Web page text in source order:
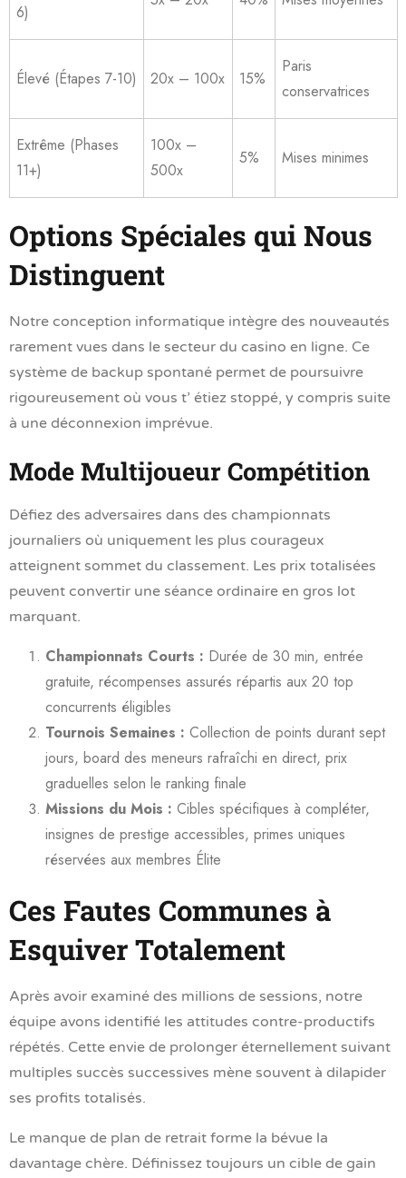
6)
Élevé (Étapes 7-10) 20x – 100x 15%
Paris
conservatrices
Extrême (Phases
11+)
100x –
500x
5% Mises minimes
Options Spéciales qui Nous
Distinguent
Notre conception informatique intègre des nouveautés
rarement vues dans le secteur du casino en ligne. Ce
système de backup spontané permet de poursuivre
rigoureusement où vous t’ étiez stoppé, y compris suite
à une déconnexion imprévue.
Mode Multijoueur Compétition
Défiez des adversaires dans des championnats
journaliers où uniquement les plus courageux
atteignent sommet du classement. Les prix totalisées
peuvent convertir une séance ordinaire en gros lot
marquant.
Championnats Courts : Durée de 30 min, entrée
gratuite, récompenses assurés répartis aux 20 top
concurrents éligibles
Tournois Semaines : Collection de points durant sept
jours, board des meneurs rafraîchi en direct, prix
graduelles selon le ranking finale
Missions du Mois : Cibles spécifiques à compléter,
insignes de prestige accessibles, primes uniques
réservées aux membres Élite
Ces Fautes Communes à
Esquiver Totalement
Après avoir examiné des millions de sessions, notre
équipe avons identifié les attitudes contre-productifs
répétés. Cette envie de prolonger éternellement suivant
multiples succès successives mène souvent à dilapider
ses profits totalisés.
Le manque de plan de retrait forme la bévue la
davantage chère. Définissez toujours un cible de gain